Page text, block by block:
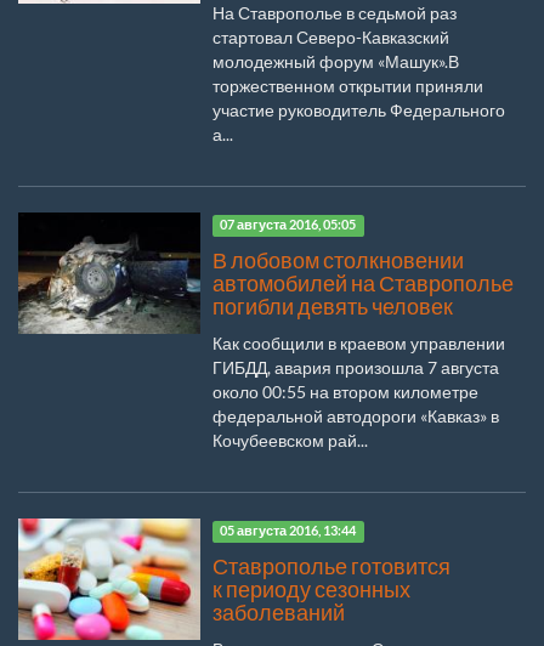
На Ставрополье в седьмой раз
стартовал Северо-Кавказский
молодежный форум «Машук».В
торжественном открытии приняли
участие руководитель Федерального
а...
07 августа 2016, 05:05
В лобовом столкновении
автомобилей на Ставрополье
погибли девять человек
Как сообщили в краевом управлении
ГИБДД, авария произошла 7 августа
около 00:55 на втором километре
федеральной автодороги «Кавказ» в
Кочубеевском рай...
05 августа 2016, 13:44
Ставрополье готовится
к периоду сезонных
заболеваний